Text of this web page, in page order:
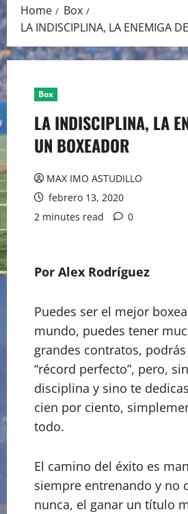
Home
Box
LA INDISCIPLINA, LA ENEMIGA
Box
LA INDISCIPLINA, LA
UN BOXEADOR
MAX IMO ASTUDILLO
febrero 13, 2020
2 minutes read
0
Por Alex Rodríguez
Puedes ser el mejor
mundo, puedes tener
grandes contratos,
“récord perfecto”, pero,
disciplina y sino te
cien por ciento,
todo.
El camino del éxito es
siempre entrenando y no
nunca, el ganar un título